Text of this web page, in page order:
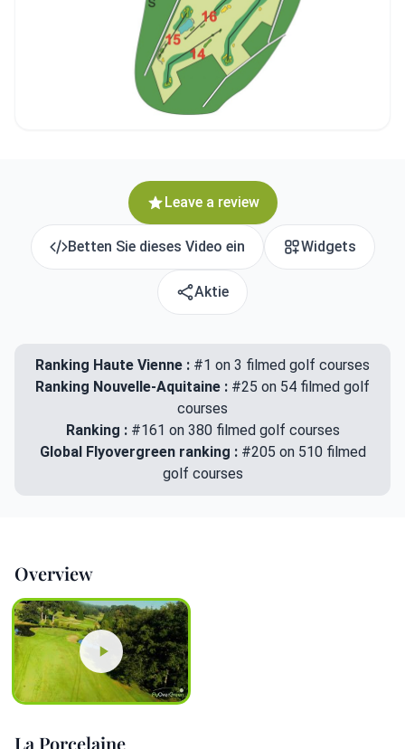
Leave a review
Betten Sie dieses Video ein Widgets
Aktie
Ranking Haute Vienne : #1 on 3 filmed golf courses
Ranking Nouvelle-Aquitaine : #25 on 54 filmed golf
courses
Ranking : #161 on 380 filmed golf courses
Global Flyovergreen ranking : #205 on 510 filmed
golf courses
Overview
La Porcelaine